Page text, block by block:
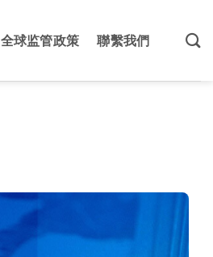
全球监管政策 聯繫我們